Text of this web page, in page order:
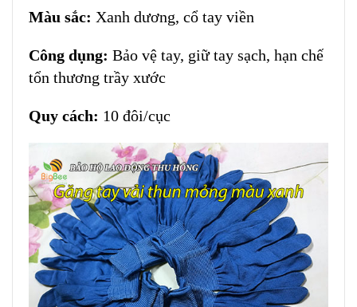
Màu sắc: Xanh dương, cổ tay viền
Công dụng: Bảo vệ tay, giữ tay sạch, hạn chế
tổn thương trầy xước
Quy cách: 10 đôi/cục